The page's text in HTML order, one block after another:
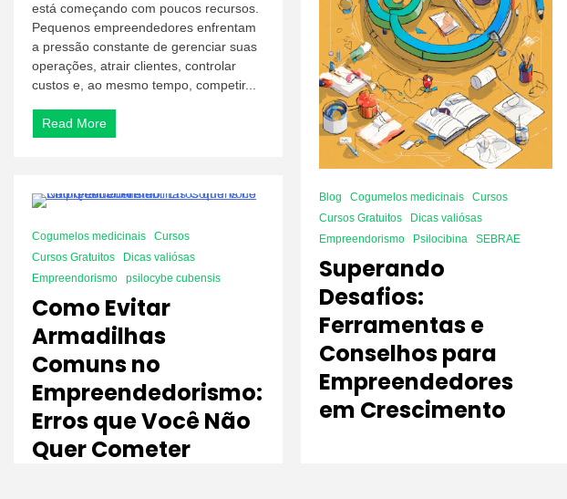
Pequenos
Empreendedores:
Como
Seu
Negócio
está começando com poucos recursos.
Pequenos empreendedores enfrentam
a pressão constante de gerenciar suas
operações, atrair clientes, controlar
custos e, ao mesmo tempo, competir...
Read More
Cogumelos medicinais
Cursos
Cursos Gratuitos
Dicas valiósas
Empreendorismo
psilocybe cubensis
Como Evitar
Armadilhas
Comuns no
Empreendedorismo:
Erros que Você Não
Quer Cometer
Blog Cogumelos medicinais
Cursos
Cursos Gratuitos
Dicas valiósas
Empreendorismo
Psilocibina SEBRAE
Superando
Desafios:
Ferramentas e
Conselhos para
Empreendedores
em Crescimento